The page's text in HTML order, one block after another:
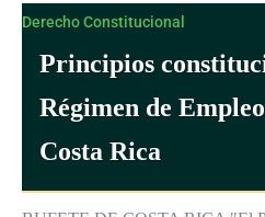
Derecho Constitucional
Principios
Régimen de
Costa Rica